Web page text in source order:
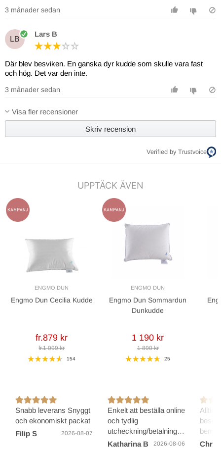
3 månader sedan
LB
Lars B
Där blev besviken. En ganska dyr kudde som skulle vara fast
och hög. Det var den inte.
3 månader sedan
Visa fler recensioner
Skriv recension
Verified by Trustvoice
UPPTÄCK ÄVEN
ENGMO DUN
Engmo Dun Cecilia Kudde
fr.879 kr
fr.1 099 kr
154
ENGMO DUN
Engmo Dun Sommardun
Dunkudde
1 190 kr
1 890 kr
25
Snabb leverans Snyggt
och ekonomiskt packat
Filip S
2026-08-07
Enkelt att beställa online
och tydlig
utcheckning/betalning
och en otroligt snabb
Katharina B 2026-08-06
Alltid